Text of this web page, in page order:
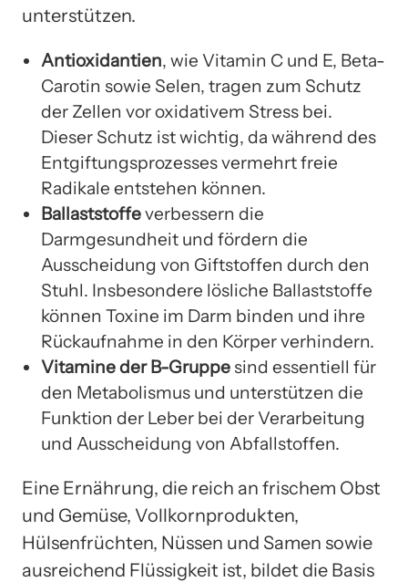
unterstützen.
Antioxidantien, wie Vitamin C und E, Beta-
Carotin sowie Selen, tragen zum Schutz
der Zellen vor oxidativem Stress bei.
Dieser Schutz ist wichtig, da während des
Entgiftungsprozesses vermehrt freie
Radikale entstehen können.
Ballaststoffeverbessern die
Darmgesundheit und fördern die
Ausscheidung von Giftstoffen durch den
Stuhl. Insbesondere lösliche Ballaststoffe
können Toxine im Darm binden und ihre
Rückaufnahme in den Körper verhindern.
Vitamine der B-Gruppe sind essentiell für
den Metabolismus und unterstützen die
Funktion der Leber bei der Verarbeitung
und Ausscheidung von Abfallstoffen.
Eine Ernährung, die reich an frischem Obst
und Gemüse, Vollkornprodukten,
Hülsenfrüchten, Nüssen und Samen sowie
ausreichend Flüssigkeit ist, bildet die Basis